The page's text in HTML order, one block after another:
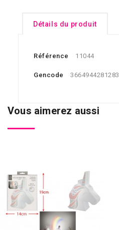
Détails du produit
Référence 11044
Gencode 3664944281283
Vous aimerez aussi